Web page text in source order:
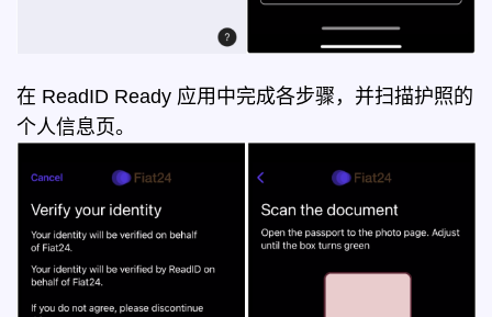
在 ReadID Ready 应用中完成各步骤，并扫描护照的
个人信息页。